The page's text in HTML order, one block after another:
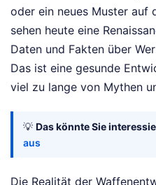
oder ein neues Muster auf
sehen heute eine
Daten und Fakten über
Das ist eine gesunde
viel zu lange von Mythen
💡 Das könnte Sie
aus
Die Realität der